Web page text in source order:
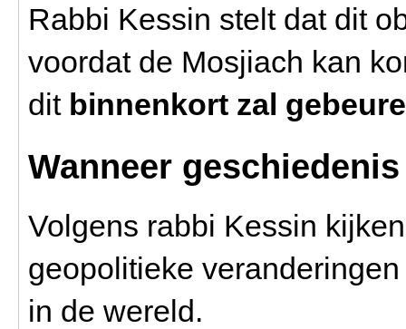
Rabbi Kessin stelt dat dit
voordat de Mosjiach kan
dit binnenkort zal
Wanneer
Volgens rabbi Kessin
geopolitieke
in de wereld.